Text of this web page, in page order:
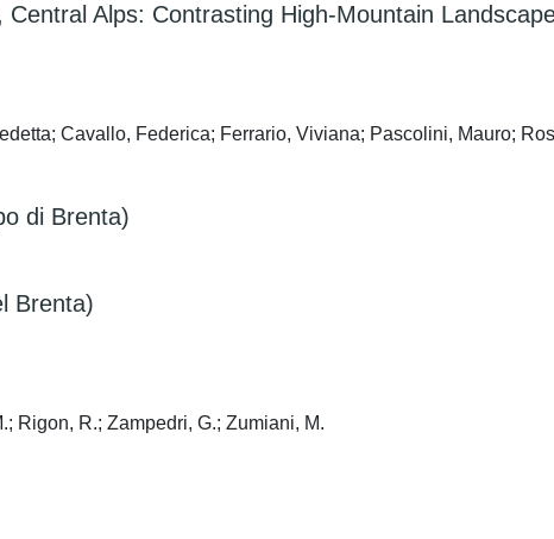
Alps: Contrasting High-Mountain
Cavallo, Federica; Ferrario, Viviana; Pascolini, Mauro;
di Brenta)
Brenta)
Rigon, R.; Zampedri, G.; Zumiani, M.